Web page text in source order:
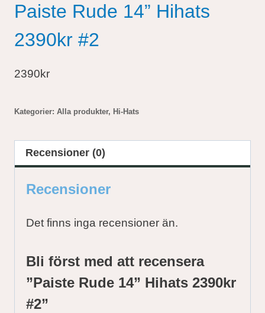
Paiste Rude 14” Hihats
2390kr #2
2390kr
Kategorier: Alla produkter, Hi-Hats
Recensioner (0)
Recensioner
Det finns inga recensioner än.
Bli först med att recensera
”Paiste Rude 14” Hihats 2390kr
#2”